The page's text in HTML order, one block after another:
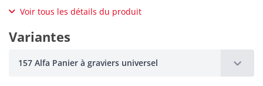
Voir tous les détails du produit
Variantes
157 Alfa Panier à graviers universel